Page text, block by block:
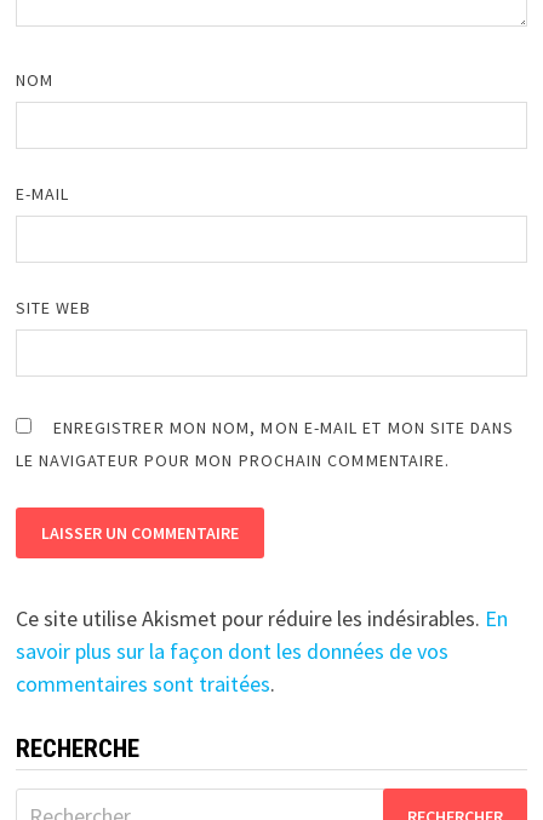
NOM
E-MAIL
SITE WEB
ENREGISTRER MON NOM, MON E-MAIL ET MON SITE DANS
LE NAVIGATEUR POUR MON PROCHAIN COMMENTAIRE.
Ce site utilise Akismet pour réduire les indésirables. En
savoir plus sur la façon dont les données de vos
commentaires sont traitées.
RECHERCHE
Rechercher :